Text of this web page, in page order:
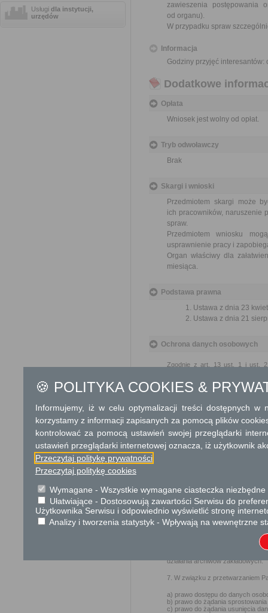
Usługi dla instytucji,
urzędów
zawieszenia postępowania
od organu).
W przypadku spraw
Informacja
Godziny przyjęć interesantów:
Dodatkowe
Opłata
Wniosek jest wolny od opłat.
Tryb odwoławczy
Brak
Skargi i wnioski
Przedmiotem skargi może
ich pracowników, naruszenie
spraw.
Przedmiotem wniosku
usprawnienie pracy i
Organ właściwy dla
miesiąca.
Podstawa prawna
Ustawa z dnia 23
Ustawa z dnia 21
Ochrona danych osobowych
Zgodnie z art. 13 ust. 1 i ust. 2
1. AdministratoremPani/Pana
działający w imieniu Gminy
2. Kontakt zInspektorem
iod@umciechanow.pllub
zawartych przez Administratora
5. W związku z przetwarzaniem
władzy publicznej oraz
celach, które wynikają z
podpisanych z Gminą Miejską
6. Pani/Pana dane osobowe
działania archiwów zakładowych.
7. W związku z przetwarzaniem
a) prawo dostępu do danych
b) prawo do żądania
c) prawo do żądania usunięcia
🍪 POLITYKA COOKIES &
Informujemy, iż w celu optymalizacji treści dostępnych w
korzystamy z informacji zapisanych za pomocą plików
kontrolować za pomocą ustawień swojej przeglądarki
ustawień przeglądarki internetowej oznacza, iż użytkownik
Przeczytaj politykę prywatności
Przeczytaj politykę cookies
Wymagane - Wszystkie wymagane ciasteczka
Ułatwiające - Dostosowują zawartości Serwisu do
Użytkownika Serwisu i odpowiednio wyświetlić stronę
Analizy i tworzenia statystyk - Wpływają na wewnętrzne